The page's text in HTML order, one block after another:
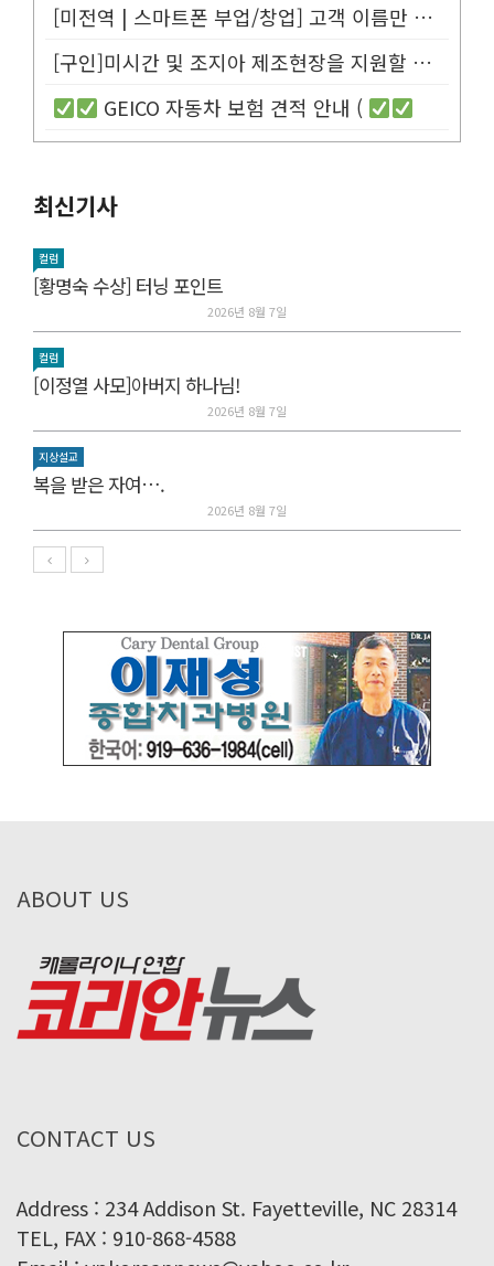
[미전역 | 스마트폰 부업/창업] 고객 이름만 넣으면 평생 연금 20% ...
[구인]미시간 및 조지아 제조현장을 지원할 Customer Service...
GEICO 자동차 보험 견적 안내 (
최신기사
컬럼
[황명숙 수상] 터닝 포인트
2026년 8월 7일
컬럼
[이정열 사모]아버지 하나님!
2026년 8월 7일
지상설교
복을 받은 자여….
2026년 8월 7일
ABOUT US
CONTACT US
Address : 234 Addison St. Fayetteville, NC 28314
TEL, FAX : 910-868-4588